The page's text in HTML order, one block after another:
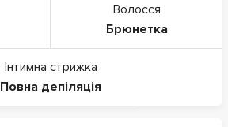
Волосся
Брюнетка
Інтимна стрижка
Повна депіляція